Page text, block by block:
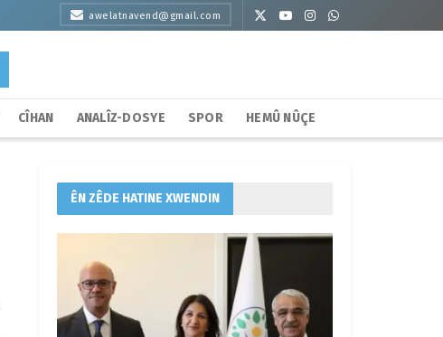
awelatnavend@gmail.com
CÎHAN ANALÎZ-DOSYE SPOR HEMÛ NÛÇE
ÊN ZÊDE HATINE XWENDIN